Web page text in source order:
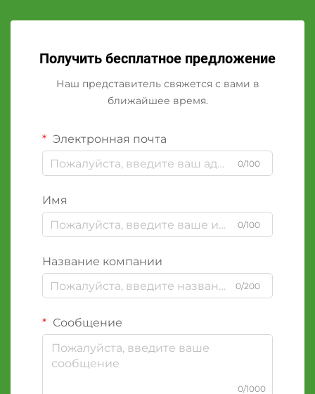
Получить бесплатное предложение
Наш представитель свяжется с вами в
ближайшее время.
Электронная почта
0/100
Имя
0/100
Название компании
0/200
Сообщение
0/1000